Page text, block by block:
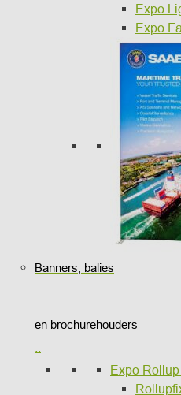
Expo
Expo
Banners, balies
en brochurehouders
Expo